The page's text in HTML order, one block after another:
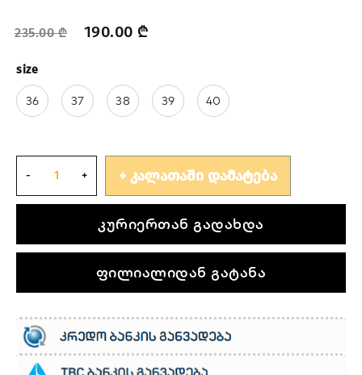
235.00₾ 190.00 ₾
size
36 37 38 39 40
ᲙᲐᲚᲐᲗᲐᲨᲘ ᲓᲐᲛᲐᲢᲔᲑᲐ
კურიერთან გადახდა
ფილიალიდან გატანა